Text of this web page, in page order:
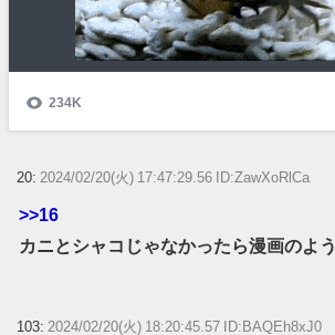
20: 2024/02/20(火) 17:47:29.56 ID:ZawXoRlCa
>>16
カニとシャコじゃなかったら漫画のよう
103: 2024/02/20(火) 18:20:45.57 ID:BAQEh8xJ0